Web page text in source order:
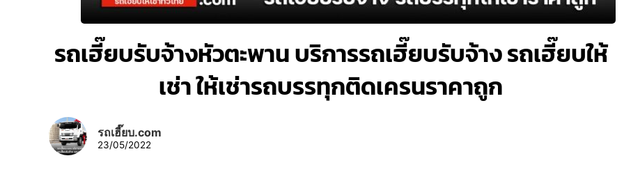
รถเฮี๊ยบรับจ้างหัวตะพาน บริการรถเฮี๊ยบรับจ้าง รถเฮี๊ยบให้
เช่า ให้เช่ารถบรรทุกติดเครนราคาถูก
รถเฮี๊ยบ.com
23/05/2022